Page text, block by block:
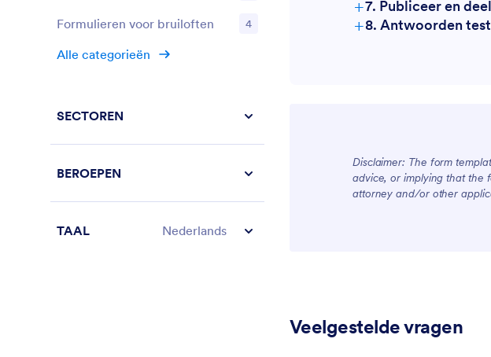
+7. Publiceer en
+8. Antwoorden
Disclaimer: The form
advice, or implying that the
attorney and/or other
Veelgestelde vragen
Formulieren voor bruiloften 4
Alle categorieën
SECTOREN
BEROEPEN
TAAL Nederlands